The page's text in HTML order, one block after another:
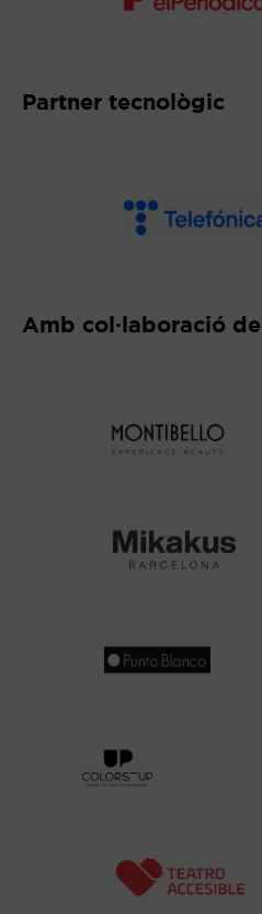
Partner tecnològic
Amb col·laboració de